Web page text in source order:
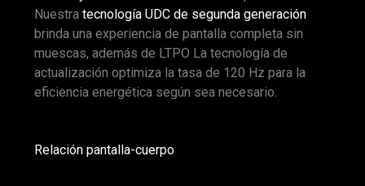
Nuestra tecnología UDC de segunda generación
brinda una experiencia de pantalla completa sin
muescas, además de LTPO La tecnología de
actualización optimiza la tasa de 120 Hz para la
eficiencia energética según sea necesario.
Relación pantalla-cuerpo